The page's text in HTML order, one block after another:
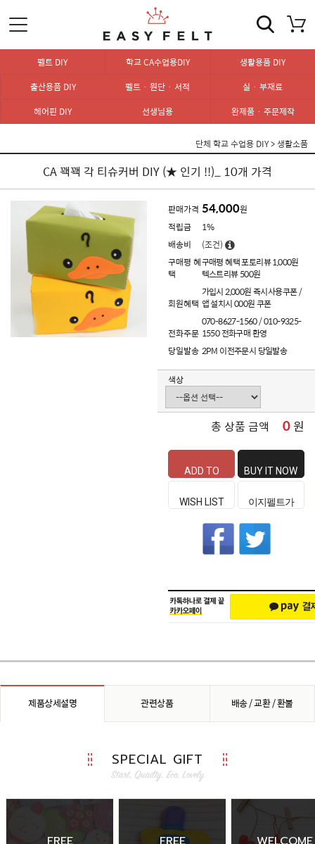
펠트 DIY 학교 CA수업용DIY
생활용품 DIY
출산용품 DIY
펠트 · 원단 · 서적
실 · 부재료
헤어핀 DIY
선생님용 완제품 · 주문제작
단체 학교 수업용 DIY>생활소품
CA 꽥꽥 각 티슈커버 DIY (★ 인기 !!)_ 10개 가격
판매가격 54,000원
적립금
1%
배송비
(조건)
구매평 혜
택
구매평 혜택 포토리뷰 1,000원
텍스트리뷰 500원
회원혜택
가입시 2,000원 즉시사용쿠폰 /
앱 설치시 000원 쿠폰
전화주문
070-8627-1560 / 010-9325-
1550 전화구매 환영
당일발송 2PM 이전주문시 당일발송
색상
총 상품 금액 0원
ADD TO
CART
BUY IT NOW
WISH LIST 이지펠트가
좋은 이유
제품상세설명 관련상품 배송 / 교환 / 환불
SPECIAL GIFT